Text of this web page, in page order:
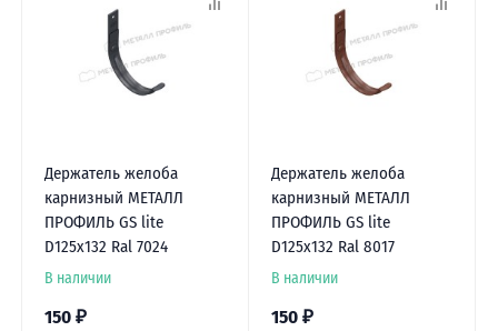
Держатель желоба
карнизный МЕТАЛЛ
ПРОФИЛЬ GS lite
D125х132 Ral 7024
В наличии
150 ₽
Держатель желоба
карнизный МЕТАЛЛ
ПРОФИЛЬ GS lite
D125х132 Ral 8017
В наличии
150 ₽